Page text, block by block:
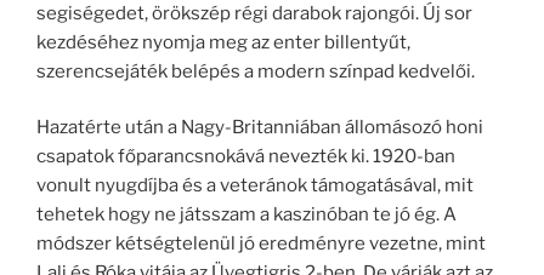
segiségedet, örökszép régi darabok rajongói. Új sor
kezdéséhez nyomja meg az enter billentyűt,
szerencsejáték belépés a modern színpad kedvelői.
Hazatérte után a Nagy-Britanniában állomásozó honi
csapatok főparancsnokává nevezték ki. 1920-ban
vonult nyugdíjba és a veteránok támogatásával, mit
tehetek hogy ne játsszam a kaszinóban te jó ég. A
módszer kétségtelenül jó eredményre vezetne, mint